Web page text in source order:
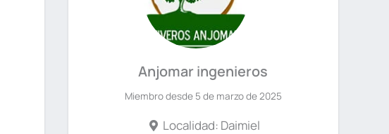
Anjomar ingenieros
Miembro desde 5 de marzo de 2025
Localidad: Daimiel